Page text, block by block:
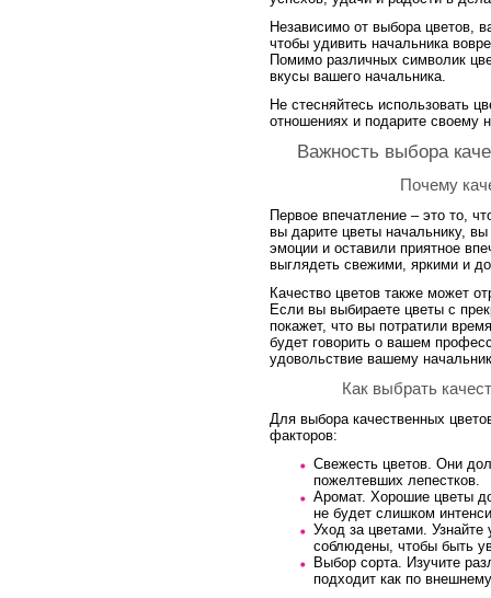
Независимо от выбора цветов,
чтобы удивить начальника
Помимо различных символик
вкусы вашего начальника.
Не стесняйтесь использовать
отношениях и подарите своему
Важность выбора
Почему
Первое впечатление – это то,
вы дарите цветы начальнику,
эмоции и оставили приятное
выглядеть свежими, яркими и
Качество цветов также может
Если вы выбираете цветы с
покажет, что вы потратили
будет говорить о вашем
удовольствие вашему
Как выбрать
Для выбора качественных
факторов:
Свежесть цветов. Они
пожелтевших лепестков.
Аромат. Хорошие цветы
не будет слишком
Уход за цветами.
соблюдены, чтобы быть
Выбор сорта. Изучите
подходит как по